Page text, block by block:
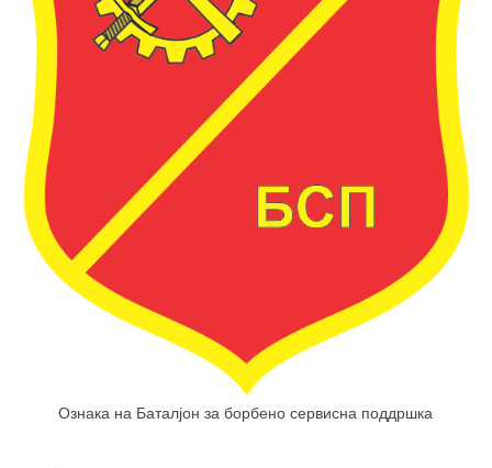
Ознака на Баталјон за борбено сервисна поддршка